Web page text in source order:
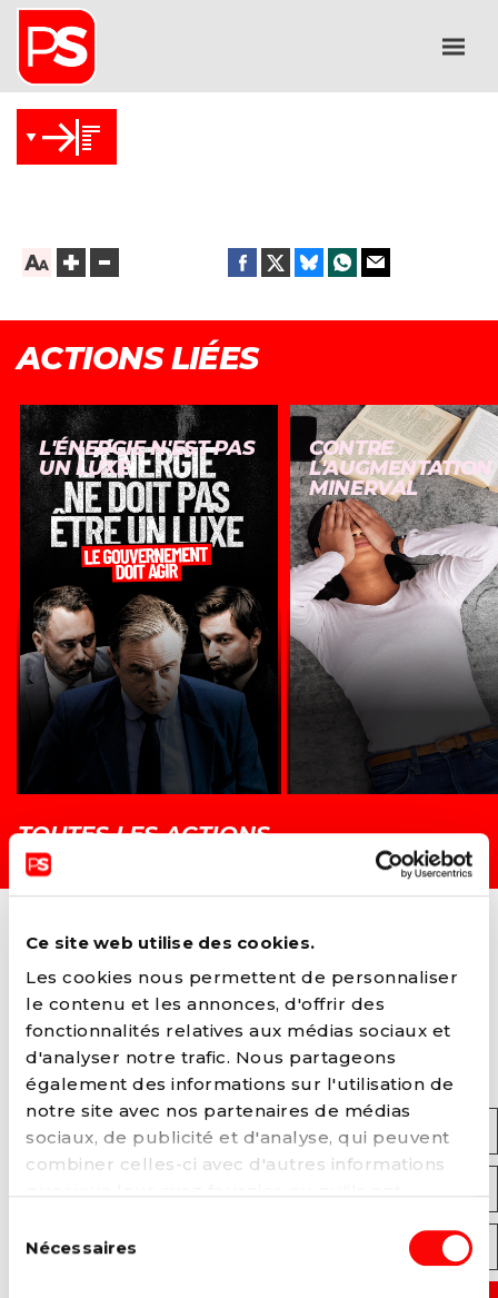
Ce site web utilise des cookies.
Les cookies nous permettent de personnaliser
le contenu et les annonces, d'offrir des
fonctionnalités relatives aux médias sociaux et
d'analyser notre trafic. Nous partageons
également des informations sur l'utilisation de
notre site avec nos partenaires de médias
sociaux, de publicité et d'analyse, qui peuvent
combiner celles-ci avec d'autres informations
services. Vous pouvez à tout moment modifier
politique
duNécessaires
ACTIONS LIÉES
L'ÉNERGIE N'EST PAS
UN LUXE
CONTRE
L'AUGMENTATION
MINERVAL
TOUTES LES ACTIONS →
INSCRIVEZ-VOUS À NOTRE
NEWSLETTER
Prénom
Code Postal